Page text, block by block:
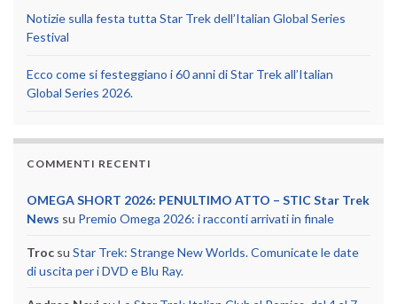
Notizie sulla festa tutta Star Trek dell’Italian Global Series
Festival
Ecco come si festeggiano i 60 anni di Star Trek all’Italian
Global Series 2026.
COMMENTI RECENTI
OMEGA SHORT 2026: PENULTIMO ATTO – STIC Star Trek
News su Premio Omega 2026: i racconti arrivati in finale
Troc su Star Trek: Strange New Worlds. Comunicate le date
di uscita per i DVD e Blu Ray.